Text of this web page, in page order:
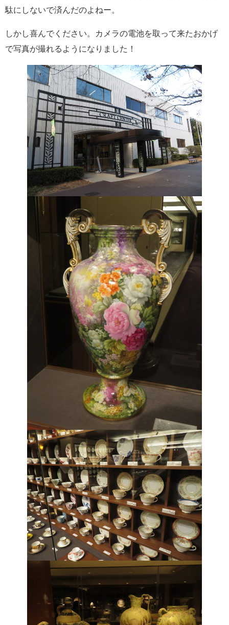
駄にしないで済んだのよねー。
しかし喜んでください。カメラの電池を取って来たおかげ
で写真が撮れるようになりました！